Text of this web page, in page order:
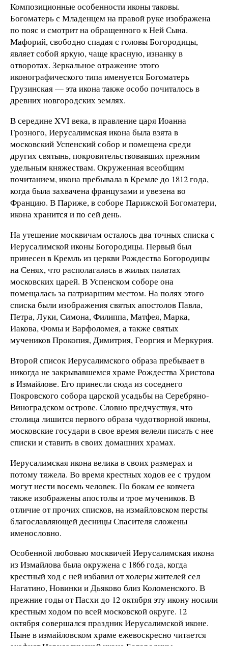
Композиционные особенности иконы таковы.
Богоматерь с Младенцем на правой руке изображена
по пояс и смотрит на обращенного к Ней Сына.
Мафорий, свободно спадая с головы Богородицы,
являет собой яркую, чаще красную, изнанку в
отворотах. Зеркальное отражение этого
иконографического типа именуется Богоматерь
Грузинская — эта икона также особо почиталось в
древних новгородских землях.
В середине XVI века, в правление царя Иоанна
Грозного, Иерусалимская икона была взята в
московский Успенский собор и помещена среди
других святынь, покровительствовавших прежним
удельным княжествам. Окруженная всеобщим
почитанием, икона пребывала в Кремле до 1812 года,
когда была захвачена французами и увезена во
Францию. В Париже, в соборе Парижской Богоматери,
икона хранится и по сей день.
На утешение москвичам осталось два точных списка с
Иерусалимской иконы Богородицы. Первый был
принесен в Кремль из церкви Рождества Богородицы
на Сенях, что располагалась в жилых палатах
московских царей. В Успенском соборе она
помещалась за патриаршим местом. На полях этого
списка были изображения святых апостолов Павла,
Петра, Луки, Симона, Филиппа, Матфея, Марка,
Иакова, Фомы и Варфоломея, а также святых
мучеников Прокопия, Димитрия, Георгия и Меркурия.
Второй список Иерусалимского образа пребывает в
никогда не закрывавшемся храме Рождества Христова
в Измайлове. Его принесли сюда из соседнего
Покровского собора царской усадьбы на Серебряно-
Виноградском острове. Словно предчуствуя, что
столица лишится первого образа чудотворной иконы,
московские государи в свое время велели писать с нее
списки и ставить в своих домашних храмах.
Иерусалимская икона велика в своих размерах и
потому тяжела. Во время крестных ходов ее с трудом
могут нести восемь человек. По бокам ее ковчега
также изображены апостолы и трое мучеников. В
отличие от прочих списков, на измайловском персты
благославляющей десницы Спасителя сложены
именословно.
Особенной любовью москвичей Иерусалимская икона
из Измайлова была окружена с 1866 года, когда
крестный ход с ней избавил от холеры жителей сел
Нагатино, Новинки и Дьяково близ Коломенского. В
прежние годы от Пасхи до 12 октября эту икону носили
крестным ходом по всей московской округе. 12
октября совершался праздник Иерусалимской иконе.
Ныне в измайловском храме ежевоскресно читается